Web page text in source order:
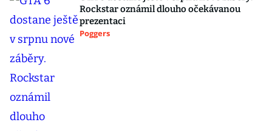
Rockstar oznámil dlouho očekávanou
prezentaci
Poggers